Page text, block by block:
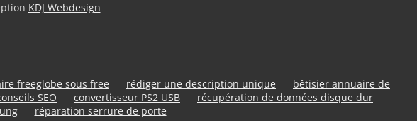
KDJ Webdesign
freeglobe sous free rédiger une description unique
bêtisier annuaire de
SEO convertisseur PS2 USB
récupération de données disque dur
réparation serrure de porte